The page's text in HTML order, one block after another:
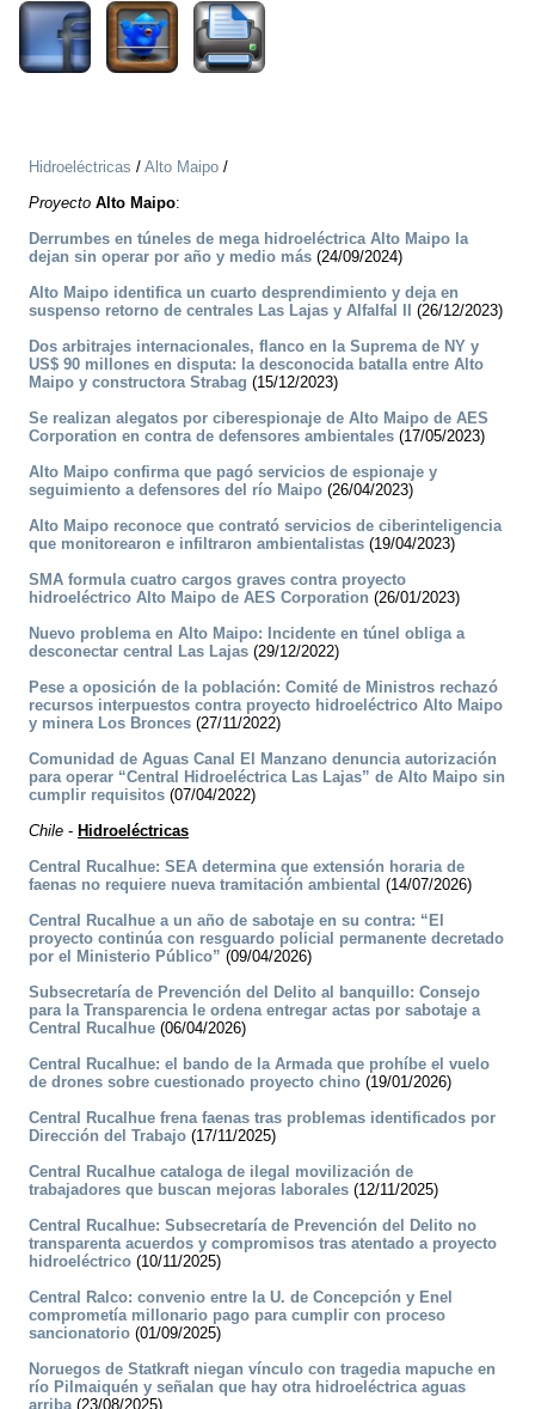
Hidroeléctricas / Alto Maipo /
Proyecto Alto Maipo:
Derrumbes en túneles de mega hidroeléctrica Alto Maipo la
dejan sin operar por año y medio más (24/09/2024)
Alto Maipo identifica un cuarto desprendimiento y deja en
suspenso retorno de centrales Las Lajas y Alfalfal II
(26/12/2023)
Dos arbitrajes internacionales, flanco en la Suprema de NY y
US$ 90 millones en disputa: la desconocida batalla entre Alto
Maipo y constructora Strabag (15/12/2023)
Se realizan alegatos por ciberespionaje de Alto Maipo de AES
Corporation en contra de defensores ambientales (17/05/2023)
Alto Maipo confirma que pagó servicios de espionaje y
seguimiento a defensores del río Maipo (26/04/2023)
Alto Maipo reconoce que contrató servicios de ciberinteligencia
que monitorearon e infiltraron ambientalistas (19/04/2023)
SMA formula cuatro cargos graves contra proyecto
hidroeléctrico Alto Maipo de AES Corporation (26/01/2023)
Nuevo problema en Alto Maipo: Incidente en túnel obliga a
desconectar central Las Lajas (29/12/2022)
Pese a oposición de la población: Comité de Ministros rechazó
recursos interpuestos contra proyecto hidroeléctrico Alto Maipo
y minera Los Bronces (27/11/2022)
Comunidad de Aguas Canal El Manzano denuncia autorización
para operar “Central Hidroeléctrica Las Lajas” de Alto Maipo sin
cumplir requisitos (07/04/2022)
Chile - Hidroeléctricas
Central Rucalhue: SEA determina que extensión horaria de
faenas no requiere nueva tramitación ambiental (14/07/2026)
Central Rucalhue a un año de sabotaje en su contra: “El
proyecto continúa con resguardo policial permanente decretado
por el Ministerio Público” (09/04/2026)
Subsecretaría de Prevención del Delito al banquillo: Consejo
para la Transparencia le ordena entregar actas por sabotaje a
Central Rucalhue (06/04/2026)
Central Rucalhue: el bando de la Armada que prohíbe el vuelo
de drones sobre cuestionado proyecto chino (19/01/2026)
Central Rucalhue frena faenas tras problemas identificados por
Dirección del Trabajo (17/11/2025)
Central Rucalhue cataloga de ilegal movilización de
trabajadores que buscan mejoras laborales (12/11/2025)
Central Rucalhue: Subsecretaría de Prevención del Delito no
transparenta acuerdos y compromisos tras atentado a proyecto
hidroeléctrico (10/11/2025)
Central Ralco: convenio entre la U. de Concepción y Enel
comprometía millonario pago para cumplir con proceso
sancionatorio (01/09/2025)
Noruegos de Statkraft niegan vínculo con tragedia mapuche en
río Pilmaiquén y señalan que hay otra hidroeléctrica aguas
arriba (23/08/2025)